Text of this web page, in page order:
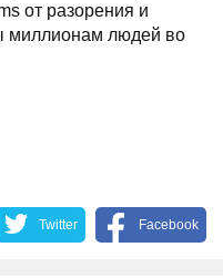
от разорения и
миллионам людей во
Twitter Facebook